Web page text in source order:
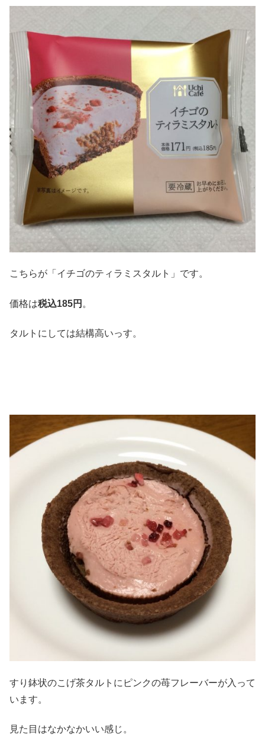
こちらが「イチゴのティラミスタルト」です。
価格は税込185円 。
タルトにしては結構高いっす。
すり鉢状のこげ茶タルトにピンクの苺フレーバーが入って
います。
見た目はなかなかいい感じ。